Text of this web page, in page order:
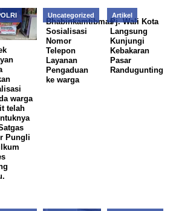
warga
telah
Pungli
Uncategorized
Bhabinkamtibmas
Sosialisasi
Nomor
Telepon
Layanan
Pengaduan
ke warga
Artikel
Pj. Wali Kota
Langsung
Kunjungi
Kebakaran
Pasar
Randugunting